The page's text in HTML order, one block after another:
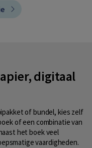
digitaal
of bundel, kies zelf
of een combinatie van
het boek veel
vaardigheden.